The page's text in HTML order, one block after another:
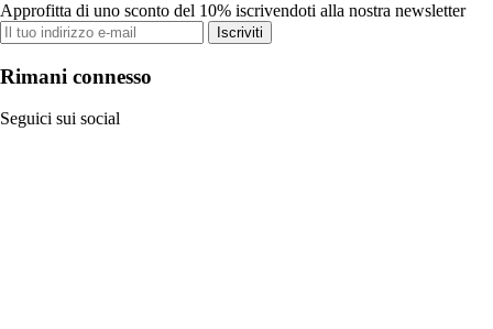
Approfitta di uno sconto del 10% iscrivendoti alla nostra newsletter
Iscriviti
Rimani connesso
Seguici sui social